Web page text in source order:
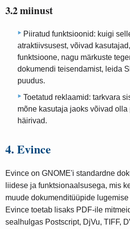
3.2 miinust
Piiratud funktsioonid: kuigi
atraktiivsusest, võivad
funktsioone, nagu märkuste
dokumendi teisendamist, leida
puudus.
Toetatud reklaamid: tarkvara
mõne kasutaja jaoks võivad
häirivad.
4. Evince
Evince on GNOME'i standardne
liidese ja funktsionaalsusega, mis
muude dokumenditüüpide
Evince toetab lisaks PDF-ile
sealhulgas Postscript, DjVu, TIFF,